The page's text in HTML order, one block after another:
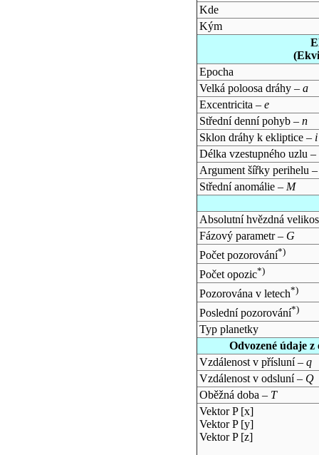
Kde
Kým
Epocha
Velká poloosa dráhy – a
Excentricita – e
Střední denní pohyb – n
Sklon dráhy k ekliptice – i
Délka vzestupného uzlu –
Argument šířky perihelu
Střední anomálie – M
Absolutní hvězdná
Fázový parametr – G
Počet pozorování*)
Počet opozic*)
Pozorována v letech*)
Poslední pozorování*)
Typ planetky
Odvozené údaje
Vzdálenost v přísluní – q
Vzdálenost v odsluní – Q
Oběžná doba – T
Vektor P [x]
Vektor P [y]
Vektor P [z]